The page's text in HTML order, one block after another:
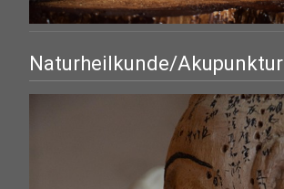
Naturheilkunde/Akupunktur